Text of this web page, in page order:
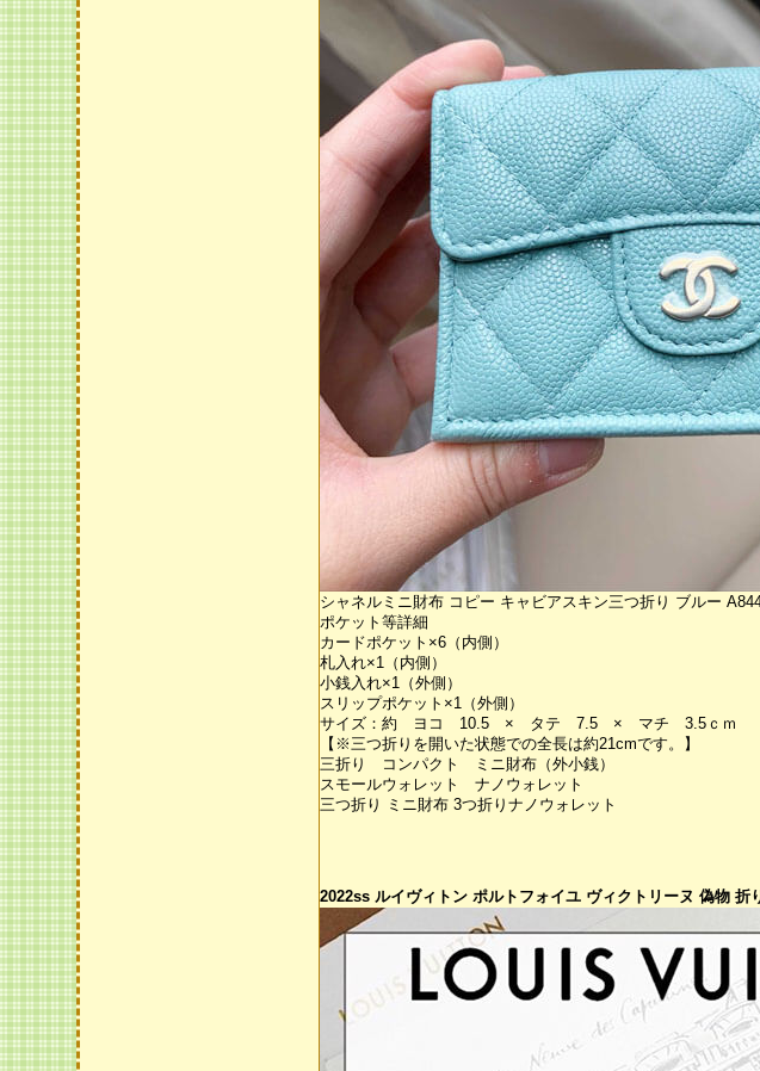
シャネルミニ財布 コピー キャビアスキン三つ折り ブルー
ポケット等詳細
カードポケット×6（内側）
札入れ×1（内側）
小銭入れ×1（外側）
スリップポケット×1（外側）
サイズ：約 ヨコ 10.5 × タテ 7.5 × マチ 3.5ｃｍ
【※三つ折りを開いた状態での全長は約21cmです。】
三折り コンパクト ミニ財布（外小銭）
スモールウォレット ナノウォレット
三つ折り ミニ財布 3つ折りナノウォレット
2022ss ルイヴィトン ポルトフォイユ ヴィクトリーヌ 偽物 折